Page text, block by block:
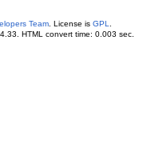
Team. License is GPL
HTML convert time: 0.003 sec.